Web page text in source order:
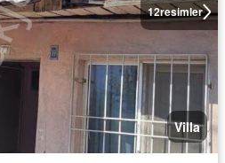
12resimler
Villa